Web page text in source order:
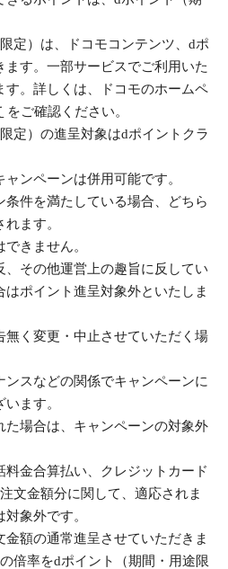
定）は、ドコモコンテンツ、dポ
ます。一部サービスでご利用いた
す。詳しくは、ドコモのホームペ
をご確認ください。
定）の進呈対象はdポイントクラ
ンペーンは併用可能です。
条件を満たしている場合、どちら
ます。
きません。
、その他運営上の趣旨に反してい
はポイント進呈対象外といたしま
無く変更・中止させていただく場
ンスなどの関係でキャンペーンに
ます。
た場合は、キャンペーンの対象外
料金合算払い、クレジットカード
文金額分に関して、適応されま
象外です。
額の通常進呈させていただきま
倍率をdポイント（期間・用途限